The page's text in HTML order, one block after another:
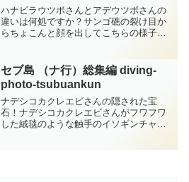
ハナビラウツボさんとアデウツボさんの
違いは何処ですか？サンゴ礁の裂け目か
らちょこんと顔を出してこちらの様子を
す・・・ハナビラウツボさんは最大で全
長約1メートルぐらいの大き...
セブ島 （ナ行）総集編 diving-
photo‐tsubuankun
ナデシコカクレエビさんの隠された宝
石！ナデシコカクレエビさんがフワフワ
した絨毯のような触手のイソギンチャク